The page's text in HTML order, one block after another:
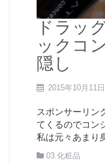
ドラッ
ックコ
隠し
2015年10月11日
スポンサーリン
てくるのでコン
私は元々あまり
03.化粧品